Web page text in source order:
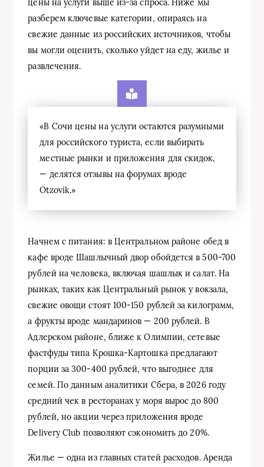
цены на услуги выше из-за спроса. Ниже мы
разберем ключевые категории, опираясь на
свежие данные из российских источников, чтобы
вы могли оценить, сколько уйдет на еду, жилье и
развлечения.
«В Сочи цены на услуги остаются разумными
для российского туриста, если выбирать
местные рынки и приложения для скидок,
— делятся отзывы на форумах вроде
Otzovik.»
Начнем с питания: в Центральном районе обед в
кафе вроде Шашлычный двор обойдется в 500-700
рублей на человека, включая шашлык и салат. На
рынках, таких как Центральный рынок у вокзала,
свежие овощи стоят 100-150 рублей за килограмм,
а фрукты вроде мандаринов — 200 рублей. В
Адлерском районе, ближе к Олимпии, сетевые
фастфуды типа Крошка-Картошка предлагают
порции за 300-400 рублей, что выгоднее для
семей. По данным аналитики Сбера, в 2026 году
средний чек в ресторанах у моря вырос до 800
рублей, но акции через приложения вроде
Delivery Club позволяют сэкономить до 20%.
Жилье — одна из главных статей расходов. Аренда